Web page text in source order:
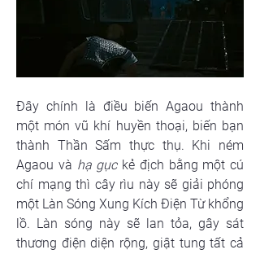
Đây chính là điều biến Agaou thành
một món vũ khí huyền thoại, biến bạn
thành Thần Sấm thực thụ. Khi ném
Agaou và hạ gục kẻ địch bằng một cú
chí mạng thì cây rìu này sẽ giải phóng
một Làn Sóng Xung Kích Điện Từ khổng
lồ. Làn sóng này sẽ lan tỏa, gây sát
thương điện diện rộng, giật tung tất cả